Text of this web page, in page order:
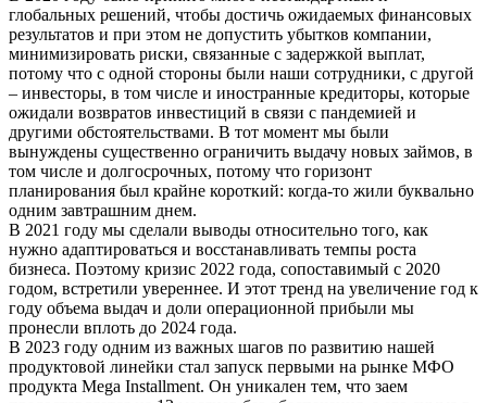
глобальных решений, чтобы достичь ожидаемых финансовых
результатов и при этом не допустить убытков компании,
минимизировать риски, связанные с задержкой выплат,
потому что с одной стороны были наши сотрудники, с другой
– инвесторы, в том числе и иностранные кредиторы, которые
ожидали возвратов инвестиций в связи с пандемией и
другими обстоятельствами. В тот момент мы были
вынуждены существенно ограничить выдачу новых займов, в
том числе и долгосрочных, потому что горизонт
планирования был крайне короткий: когда-то жили буквально
одним завтрашним днем.
В 2021 году мы сделали выводы относительно того, как
нужно адаптироваться и восстанавливать темпы роста
бизнеса. Поэтому кризис 2022 года, сопоставимый с 2020
годом, встретили увереннее. И этот тренд на увеличение год к
году объема выдач и доли операционной прибыли мы
пронесли вплоть до 2024 года.
В 2023 году одним из важных шагов по развитию нашей
продуктовой линейки стал запуск первыми на рынке МФО
продукта Mega Installment. Он уникален тем, что заем